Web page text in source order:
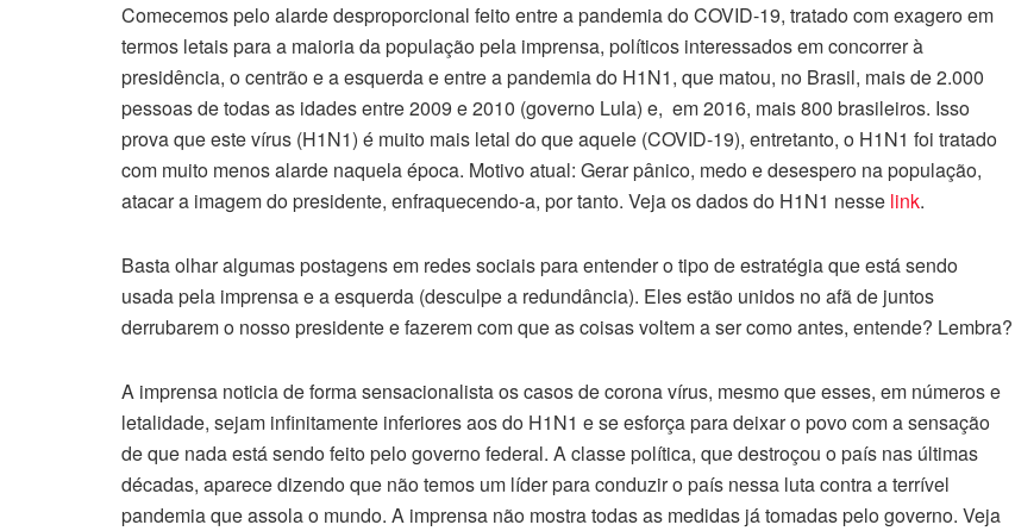
Comecemos pelo alarde desproporcional feito entre a pandemia do COVID-19, tratado com exagero em
termos letais para a maioria da população pela imprensa, políticos interessados em concorrer à
presidência, o centrão e a esquerda e entre a pandemia do H1N1, que matou, no Brasil, mais de 2.000
pessoas de todas as idades entre 2009 e 2010 (governo Lula) e, em 2016, mais 800 brasileiros. Isso
prova que este vírus (H1N1) é muito mais letal do que aquele (COVID-19), entretanto, o H1N1 foi tratado
com muito menos alarde naquela época. Motivo atual: Gerar pânico, medo e desespero na população,
atacar a imagem do presidente, enfraquecendo-a, por tanto. Veja os dados do H1N1 nesse link.
Basta olhar algumas postagens em redes sociais para entender o tipo de estratégia que está sendo
usada pela imprensa e a esquerda (desculpe a redundância). Eles estão unidos no afã de juntos
derrubarem o nosso presidente e fazerem com que as coisas voltem a ser como antes, entende? Lembra?
A imprensa noticia de forma sensacionalista os casos de corona vírus, mesmo que esses, em números e
letalidade, sejam infinitamente inferiores aos do H1N1 e se esforça para deixar o povo com a sensação
de que nada está sendo feito pelo governo federal. A classe política, que destroçou o país nas últimas
décadas, aparece dizendo que não temos um líder para conduzir o país nessa luta contra a terrível
pandemia que assola o mundo. A imprensa não mostra todas as medidas já tomadas pelo governo. Veja